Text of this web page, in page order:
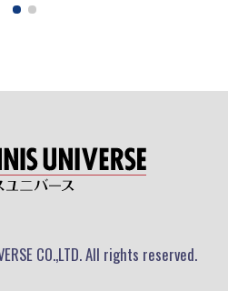
CO.,LTD. All rights reserved.